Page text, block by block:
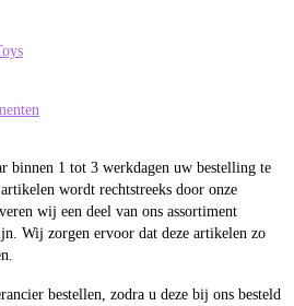
binnen 1 tot 3 werkdagen uw bestelling te
wordt rechtstreeks door onze
wij een deel van ons assortiment
Wij zorgen ervoor dat deze artikelen zo
bestellen, zodra u deze bij ons besteld